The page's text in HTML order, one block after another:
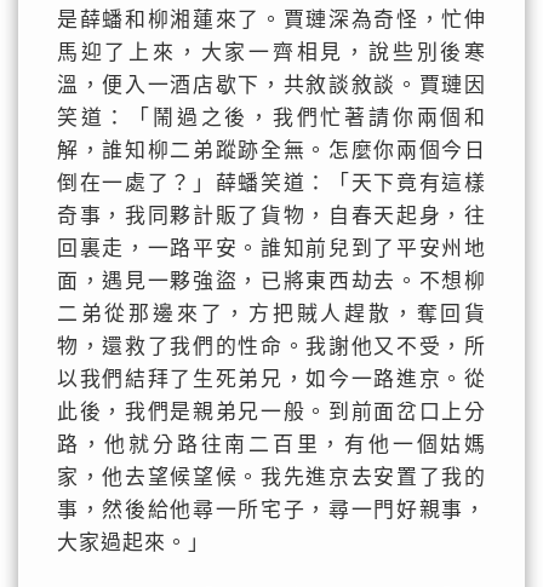
是薛蟠和柳湘蓮來了。賈璉深為奇怪，忙伸
馬迎了上來，大家一齊相見，說些別後寒
溫，便入一酒店歇下，共敘談敘談。賈璉因
笑道：「鬧過之後，我們忙著請你兩個和
解，誰知柳二弟蹤跡全無。怎麼你兩個今日
倒在一處了？」薛蟠笑道：「天下竟有這樣
奇事，我同夥計販了貨物，自春天起身，往
回裏走，一路平安。誰知前兒到了平安州地
面，遇見一夥強盜，已將東西劫去。不想柳
二弟從那邊來了，方把賊人趕散，奪回貨
物，還救了我們的性命。我謝他又不受，所
以我們結拜了生死弟兄，如今一路進京。從
此後，我們是親弟兄一般。到前面岔口上分
路，他就分路往南二百里，有他一個姑媽
家，他去望候望候。我先進京去安置了我的
事，然後給他尋一所宅子，尋一門好親事，
大家過起來。」